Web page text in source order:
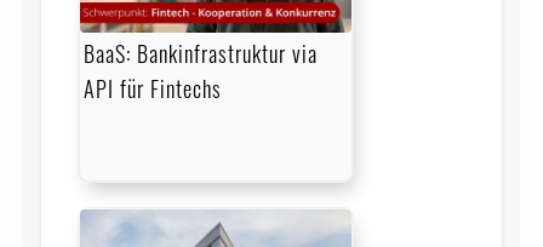
BaaS: Bankinfrastruktur via
API für Fintechs